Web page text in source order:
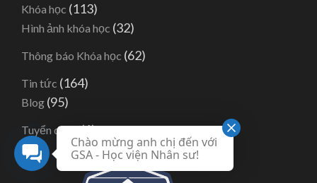
Khóa học (113)
Hình ảnh khóa học (32)
Thông báo Khóa học (62)
Tin tức (164)
Blog (95)
Tuyển dụng(6)
Chào mừng anh chị đến với
GSA - Học viện Nhân sư!